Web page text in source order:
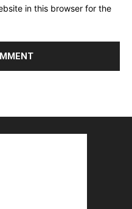
in this browser for the